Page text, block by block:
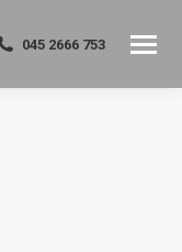
045 2666 753